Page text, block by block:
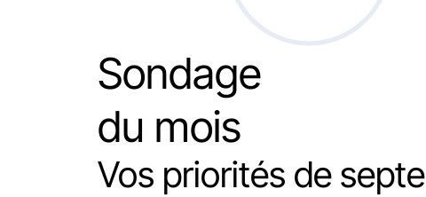
Sondage
du mois
Vos priorités de